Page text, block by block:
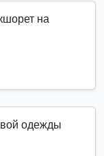
на
одежды